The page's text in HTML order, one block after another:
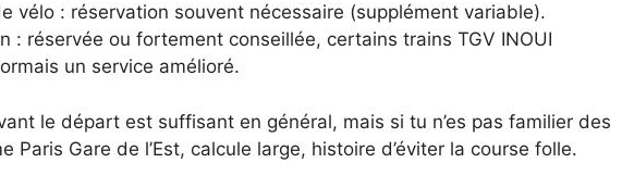
vélo : réservation souvent nécessaire (supplément variable).
: réservée ou fortement conseillée, certains trains TGV INOUI
un service amélioré.
le départ est suffisant en général, mais si tu n’es pas familier des
Paris Gare de l’Est, calcule large, histoire d’éviter la course folle.